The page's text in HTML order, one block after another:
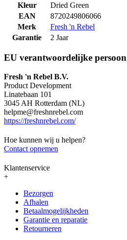
Kleur
Dried Green
EAN
8720249806066
Merk
Fresh 'n Rebel
Garantie
2 Jaar
EU verantwoordelijke persoon
Fresh 'n Rebel B.V.
Product Development
Linatebaan 101
3045 AH Rotterdam (NL)
helpme@freshnrebel.com
https://freshnrebel.com/
Hoe kunnen wij u helpen?
Contact opnemen
Klantenservice
+
Bezorgen
Afhalen
Betaalmogelijkheden
Garantie en reparatie
Retourneren